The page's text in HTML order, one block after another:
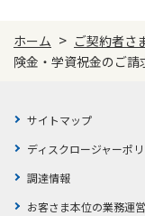
ホーム > ご契約者さ
険金・学資祝金のご請
サイトマップ
ディスクロージャーポ
調達情報
お客さま本位の業務運